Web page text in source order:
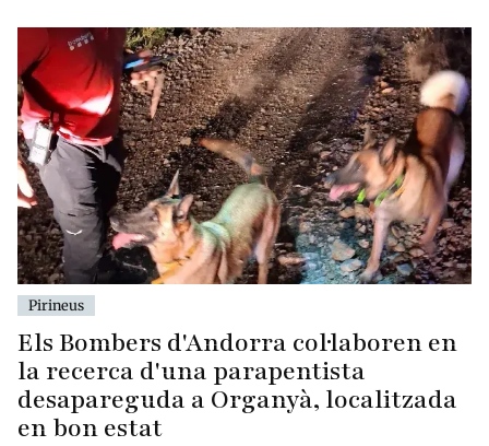
Pirineus
Els Bombers d'Andorra col·laboren en
la recerca d'una parapentista
desapareguda a Organyà, localitzada
en bon estat